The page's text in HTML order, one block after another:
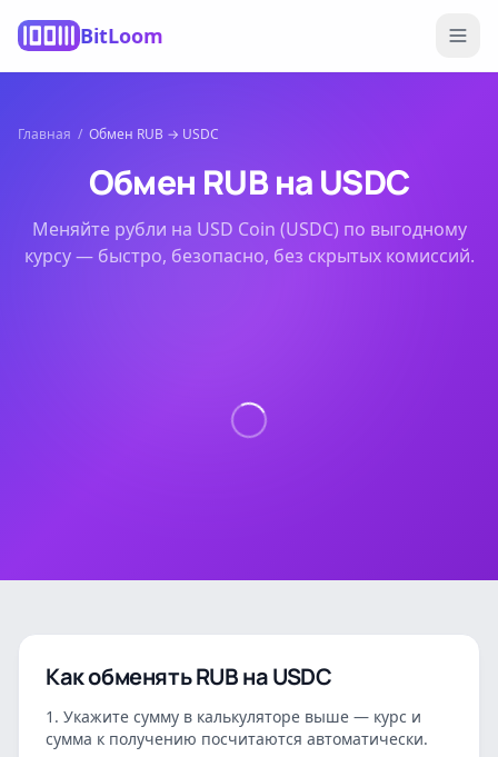
BitLoom
Главная / Обмен RUB → USDC
Обмен RUBнаUSDC
Меняйте рубли на USD Coin (USDC) по выгодному
курсу — быстро, безопасно, без скрытых комиссий.
Как обменятьRUBнаUSDC
Укажите сумму в калькуляторе выше — курс и
сумма к получению посчитаются автоматически.